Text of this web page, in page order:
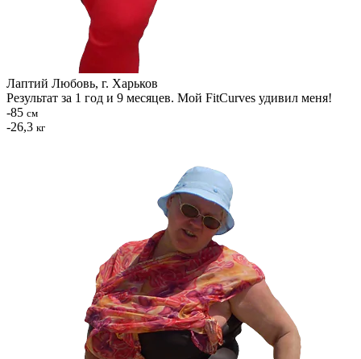
Лаптий Любовь, г. Харьков
Результат за 1 год и 9 месяцев. Мой FitCurves удивил меня!
-85 см
-26,3 кг